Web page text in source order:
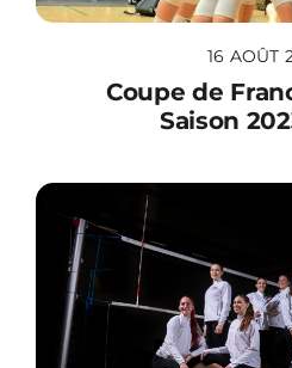
16 AOÛT
Coupe de
Saison